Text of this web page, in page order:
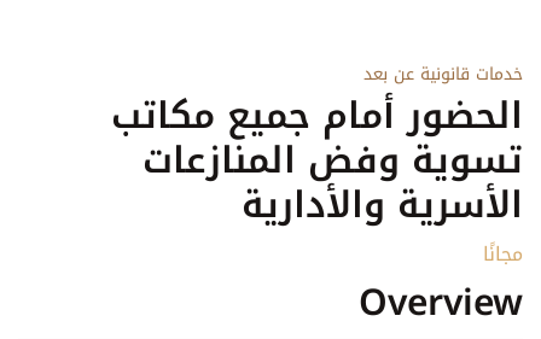
خدمات قانونية عن بعد
الحضور أمام جميع مكاتب
تسوية وفض المنازعات
الأسرية والأدارية
مجانًا
Overview